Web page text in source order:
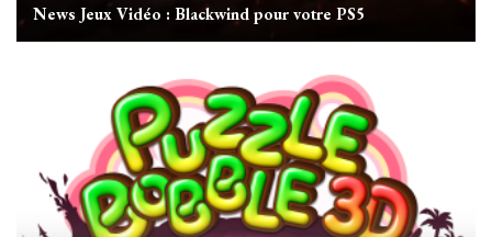
News Jeux Vidéo : Blackwind pour votre PS5